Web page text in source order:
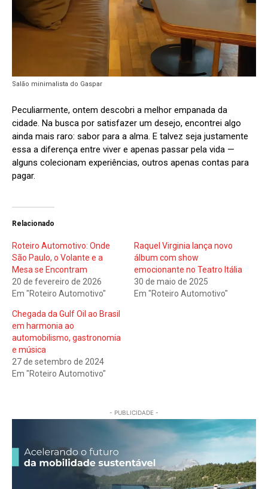
Salão minimalista do Gaspar
Peculiarmente, ontem descobri a melhor empanada da
cidade. Na busca por satisfazer um desejo, encontrei algo
ainda mais raro: sabor para a alma. E talvez seja justamente
essa a diferença entre viver e apenas passar pela vida —
alguns colecionam experiências, outros apenas contas para
pagar.
Relacionado
Roteiro Automotivo: Onde
São Paulo, o Volante e a
Mesa se Encontram
20 de fevereiro de 2026
Em "Roteiro Automotivo"
Raquel Virginia lança novo
álbum com show
emocionante no Teatro Itália
30 de maio de 2025
Em "Roteiro Automotivo"
Chegada da Gulf Oil ao Brasil
em harmonia ao
automobilismo, gastronomia
e música
27 de setembro de 2024
Em "Roteiro Automotivo"
- PUBLICIDADE -